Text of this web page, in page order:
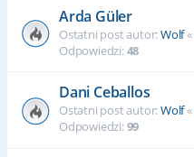
Arda Güler
Ostatni post autor:Wolf«
Odpowiedzi:48
Dani Ceballos
Ostatni post autor:Wolf«
Odpowiedzi:99